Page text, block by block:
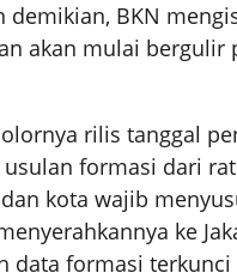
demikian, BKN
akan mulai bergulir
rilis tanggal
formasi dari
kota wajib
ke
data formasi